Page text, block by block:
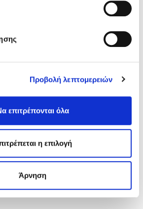
Προβολή λεπτομερειών
επιτρέπονται όλα
η επιλογή
Άρνηση
ΤΕΧΝΙΚΟ ΦΥΛΛΑΔΙΟ
ΔΕΛΤΙΟ ΔΕΔΟΜΕΝΩΝ ΑΣΦΑΛΕΙΑΣ (Α)
ΔΕΛΤΙΟ ΔΕΔΟΜΕΝΩΝ ΑΣΦΑΛΕΙΑΣ (Β)
ΝΑ ΤΟ ΑΠΟΚΤΉΣΩ